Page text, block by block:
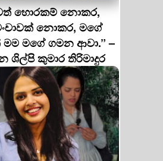
හොරකම් නොකර,
නොකර, මගේ
මගේ ගමන ආවා.” –
ශිල්පි කුමාර තිරිමාදුර